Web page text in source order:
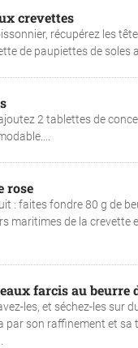
crevettes
récupérez les
de paupiettes de soles
2 tablettes de
rose
: faites fondre 80 g de
maritimes de la
farcis au beurre
les, et séchez-les sur
son raffinement et sa